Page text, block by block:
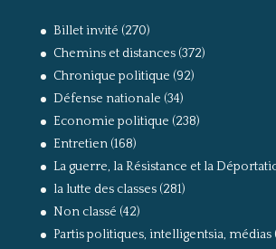
Billet invité (270)
Chemins et distances(372)
Chronique politique (92)
Défense nationale (34)
Economie politique (238)
Entretien(168)
La guerre, la Résistance et la
la lutte des classes(281)
Non classé (42)
Partis politiques, intelligentsia, médias